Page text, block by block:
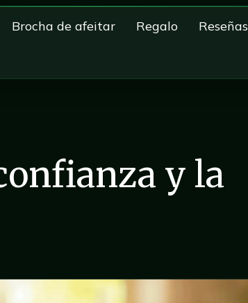
Brocha de afeitar Regalo Reseñas
y la